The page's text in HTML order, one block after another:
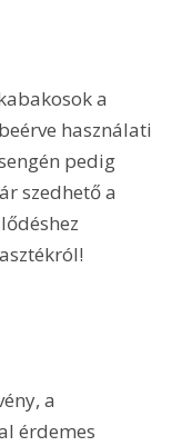
használati
pedig
szedhető a
érdemes